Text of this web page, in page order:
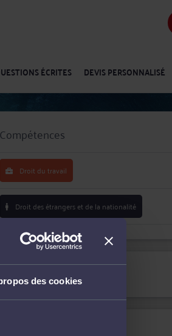
des cookies
ÉCRITES DEVIS PERSONNALISÉ
Compétences
Droit du travail
Droit des étrangers et de la nationalité
Langues